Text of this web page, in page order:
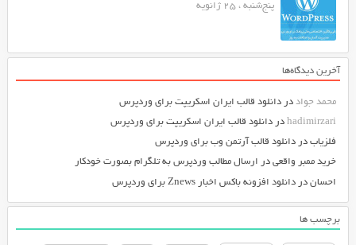
پنج‌شنبه ، 25 ژانویه
آخرین دیدگاه‌ها
محمد جواددر دانلود قالب ایران اسکریپت برای وردپرس
hadimirzariدر دانلود قالب ایران اسکریپت برای وردپرس
فلزیابدر دانلود قالب آرتمن وب برای وردپرس
خرید ممبر واقعیدر ارسال مطالب وردپرس به تلگرام بصورت خودکار
احساندر دانلود افزونه باکس اخبار Znews برای وردپرس
برچسب ها